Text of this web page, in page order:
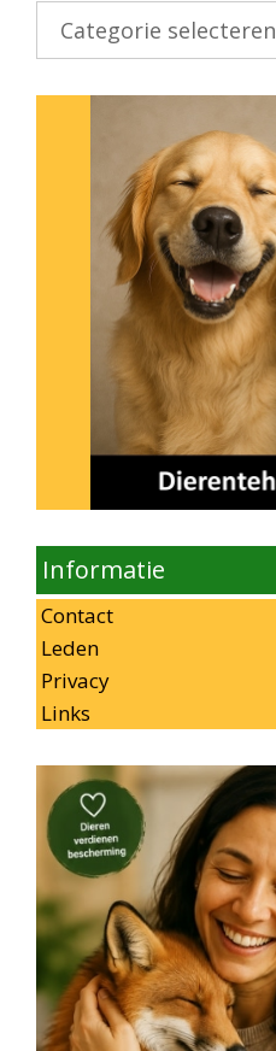
Kies
onderwerp
Informatie
Contact
Leden
Privacy
Links